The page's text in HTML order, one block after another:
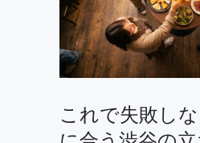
これで失敗し